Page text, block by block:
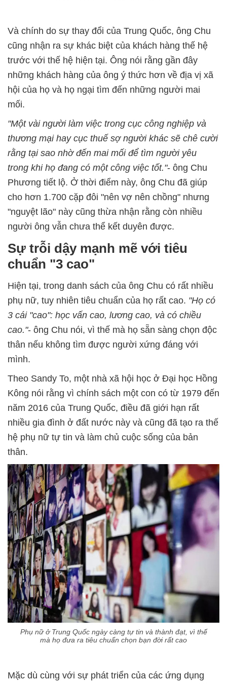
Và chính do sự thay đổi của Trung Quốc, ông Chu
cũng nhận ra sự khác biệt của khách hàng thế hệ
trước với thế hệ hiện tại. Ông nói rằng gần đây
những khách hàng của ông ý thức hơn về địa vị xã
hội của họ và họ ngại tìm đến những người mai
mối.
"Một vài người làm việc trong cục công nghiệp và
thương mại hay cục thuế sợ người khác sẽ chê cười
rằng tại sao nhờ đến mai mối để tìm người yêu
trong khi họ đang có một công việc tốt."- ông Chu
Phương tiết lộ. Ở thời điểm này, ông Chu đã giúp
cho hơn 1.700 cặp đôi "nên vợ nên chồng" nhưng
"nguyệt lão" này cũng thừa nhận rằng còn nhiều
người ông vẫn chưa thể kết duyên được.
Sự trỗi dậy mạnh mẽ với tiêu
chuẩn "3 cao"
Hiện tại, trong danh sách của ông Chu có rất nhiều
phụ nữ, tuy nhiên tiêu chuẩn của họ rất cao. "Họ có
3 cái "cao": học vấn cao, lương cao, và có chiều
cao."- ông Chu nói, vì thế mà họ sẵn sàng chọn độc
thân nếu không tìm được người xứng đáng với
mình.
Theo Sandy To, một nhà xã hội học ở Đại học Hồng
Kông nói rằng vì chính sách một con có từ 1979 đến
năm 2016 của Trung Quốc, điều đã giới hạn rất
nhiều gia đình ở đất nước này và cũng đã tạo ra thế
hệ phụ nữ tự tin và làm chủ cuộc sống của bản
thân.
Phụ nữ ở Trung Quốc ngày càng tự tin và thành đạt, vì thế
mà họ đưa ra tiêu chuẩn chọn bạn đời rất cao
Mặc dù cùng với sự phát triển của các ứng dụng